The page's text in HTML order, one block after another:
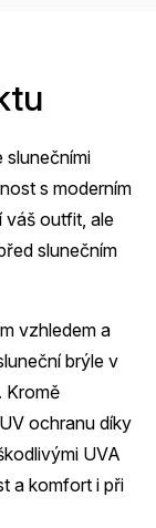
slunečními
s moderním
váš outfit, ale
slunečním
vzhledem a
brýle v
Kromě
ochranu díky
UVA
a komfort i při